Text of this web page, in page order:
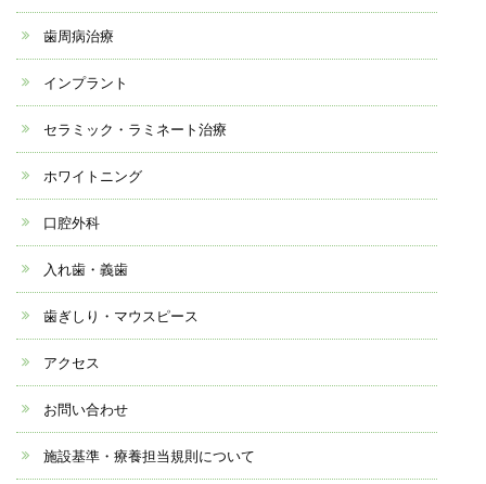
歯周病治療
インプラント
セラミック・ラミネート治療
ホワイトニング
口腔外科
入れ歯・義歯
歯ぎしり・マウスピース
アクセス
お問い合わせ
施設基準・療養担当規則について